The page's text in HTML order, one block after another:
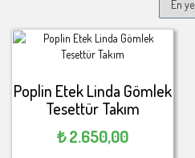
Poplin Etek Linda Gömlek
Tesettür Takım
₺2.650,00